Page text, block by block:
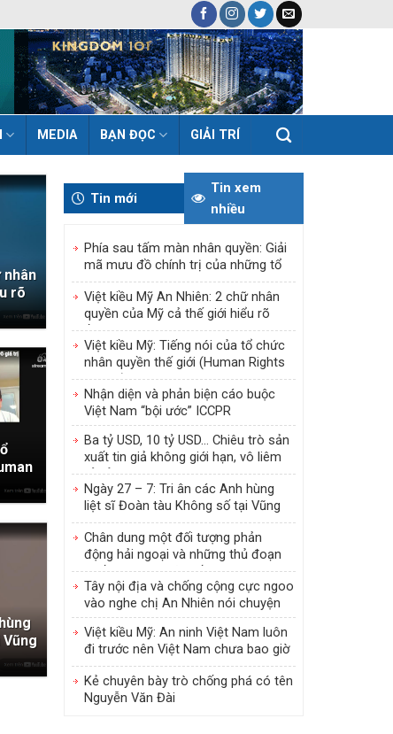
MEDIA BẠN ĐỌC GIẢI TRÍ
nhân
rõ
Tin mới
Tin xem
nhiều
Phía sau tấm màn nhân quyền: Giải
mã mưu đồ chính trị của những tổ
chức núp bóng
Việt kiều Mỹ An Nhiên: 2 chữ nhân
quyền của Mỹ cả thế giới hiểu rõ
rồi!!!
Việt kiều Mỹ: Tiếng nói của tổ chức
nhân quyền thế giới (Human Rights
Watch) vô giá trị
Nhận diện và phản biện cáo buộc
Việt Nam “bội ước” ICCPR
Ba tỷ USD, 10 tỷ USD… Chiêu trò sản
xuất tin giả không giới hạn, vô liêm
sỉ của Lê Trung Khoa
Ngày 27 – 7: Tri ân các Anh hùng
liệt sĩ Đoàn tàu Không số tại Vũng
Rô
Chân dung một đối tượng phản
động hải ngoại và những thủ đoạn
chống phá có hệ thống
Tây nội địa và chống cộng cực ngoo
vào nghe chị An Nhiên nói chuyện
Việt kiều Mỹ: An ninh Việt Nam luôn
đi trước nên Việt Nam chưa bao giờ
thua
Kẻ chuyên bày trò chống phá có tên
Nguyễn Văn Đài